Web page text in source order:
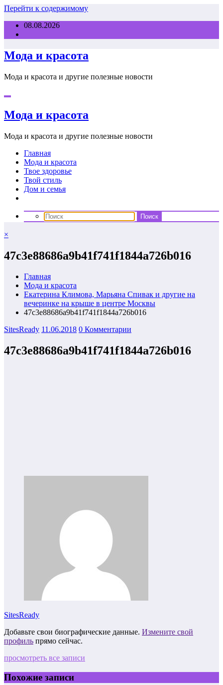
Перейти к содержимому
08.08.2026
Мода и красота
Мода и красота и другие полезные новости
Мода и красота
Мода и красота и другие полезные новости
Главная
Мода и красота
Твое здоровье
Твой стиль
Дом и семья
×
47c3e88686a9b41f741f1844a726b016
Главная
Мода и красота
Екатерина Климова, Марьяна Спивак и другие на
вечеринке на крыше в центре Москвы
47c3e88686a9b41f741f1844a726b016
SitesReady 11.06.2018 0 Комментарии
47c3e88686a9b41f741f1844a726b016
SitesReady
Добавьте свои биографические данные. Измените свой
профиль прямо сейчас.
просмотреть все записи
Похожие записи